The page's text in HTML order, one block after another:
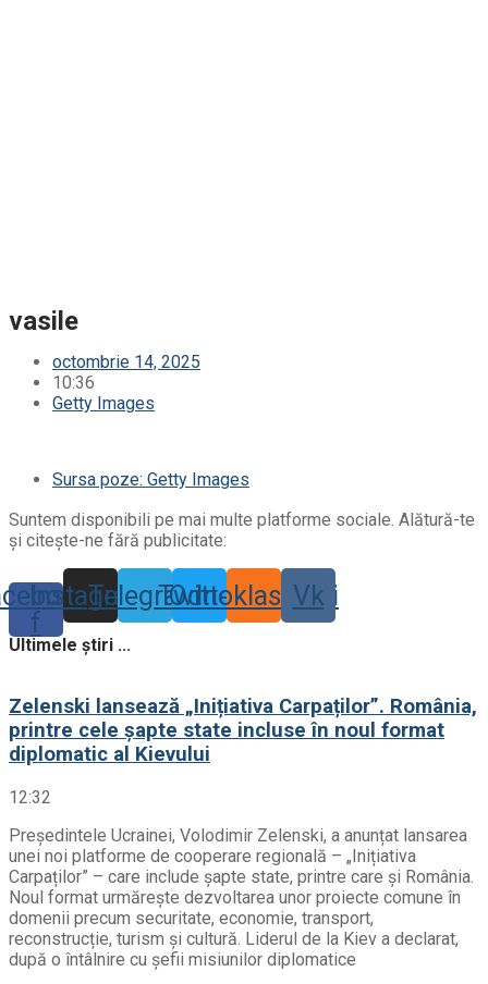
vasile
octombrie 14, 2025
10:36
Getty Images
Sursa poze: Getty Images
Suntem disponibili pe mai multe platforme sociale. Alătură-te
și citește-ne fără publicitate:
f
Instagram
TelegramTwitter
Odnoklassniki
Vk
Ultimele știri ...
Zelenski lansează „Inițiativa Carpaților”. România,
printre cele șapte state incluse în noul format
diplomatic al Kievului
12:32
Președintele Ucrainei, Volodimir Zelenski, a anunțat lansarea
unei noi platforme de cooperare regională – „Inițiativa
Carpaților” – care include șapte state, printre care și România.
Noul format urmărește dezvoltarea unor proiecte comune în
domenii precum securitate, economie, transport,
reconstrucție, turism și cultură. Liderul de la Kiev a declarat,
după o întâlnire cu șefii misiunilor diplomatice